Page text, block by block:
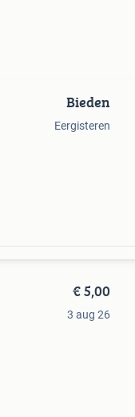
Bieden
Eergisteren
€ 5,00
3 aug 26